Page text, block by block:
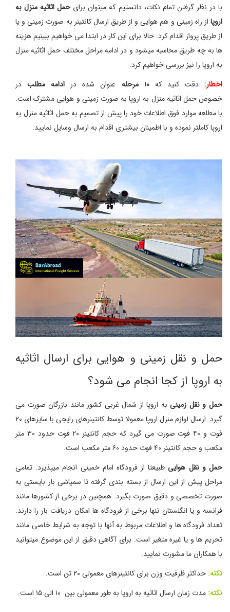
با در نظر گرفتن تمام نکات، دانستیم که میتوان برایحمل اثاثیه منزل به
اروپا از راه زمینی و هم هوایی و از طریق ارسال کانتینر به صورت زمینی و یا
از طریق پرواز اقدام کرد. حالا برای این کار در ابتدا می خواهیم ببینیم هزینه
ها به چه طریق محاسبه میشود و در ادامه مراحل مختلف حمل اثاثیه منزل
به اروپا را نیز بررسی خواهیم کرد.
اخطار: دقت کنید که۱۰ مرحله عنوان شده در ادامه مطلبدر
خصوص حمل اثاثیه منزل به اروپا به صورت زمینی و هوایی مشترک است.
با مطلعه موارد فوق اطلاعات خود را پیش از تصمیم به حمل اثاثیه منزل به
اروپا کاملتر نموده و با اطمینان بیشتری اقدام به ارسال وسایل نمایید.
حمل و نقل زمینی و هوایی برای ارسال اثاثیه
به اروپا از کجا انجام می شود؟
حمل و نقل زمینیبه اروپا از شمال غربی کشور مانند بازرگان صورت می
گیرد. ارسال لوازم منزل اروپا معمولا توسط کانتینرهای رایجی با سایزهای ۲۰
فوت و ۴۰ فوت صورت می گیرد که حجم کانتینر ۲۰ فوت حدود ۳۰ متر
مکعب و حجم کانتینر ۴۰ فوت حدود ۶۰ متر مکعب است.
حمل و نقل هواییطبیعتا از فرودگاه امام خمینی انجام میپذیرد. تمامی
مراحل پیش از این ارسال از بسته بندی گرفته تا سمپاشی بار بایستی به
صورت تخصصی و دقیق صورت بگیرد. همچنین در برخی از کشورها مانند
فرانسه و یا انگلستان تنها برخی از فرودگاه ها امکان دریافت بار را دارند.
تعداد فرودگاه ها و اطلاعات مربوط به آنها با توجه به شرایط خاصی مانند
تحریم ها و یا غیره متغیر است. برای آگاهی دقیق از این موضوع میتوانید
با همکاران ما مشورت نمایید.
نکته: حداکثر ظرفیت وزن برای کانتینرهای معمولی ۲۰ تن است.
نکته: مدت زمان ارسال اثاثیه به اروپا به طور معمولی بین ۱۰ الی ۱۵ است.